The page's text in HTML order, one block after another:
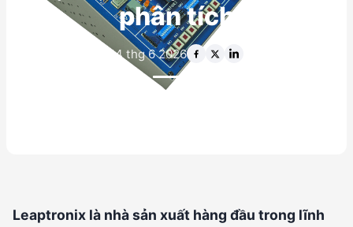
phân tích
14 thg 6 2026
Leaptronix là nhà sản xuất hàng đầu trong lĩnh